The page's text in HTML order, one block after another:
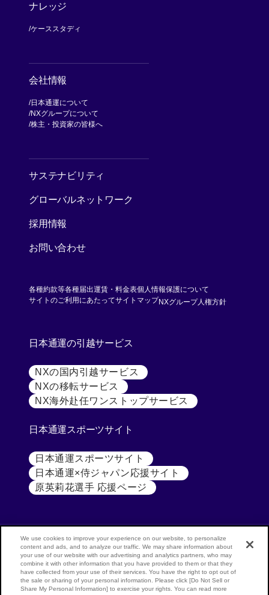
ナレッジ
ケーススタディ
会社情報
日本通運について
NXグループについて
株主・投資家の皆様へ
サステナビリティ
グローバルネットワーク
採用情報
お問い合わせ
各種約款等各種届出運賃・料金表個人情報保護について
サイトのご利用にあたってサイトマップNXグループ人権方針
日本通運の引越サービス
NXの国内引越サービス [別ウィンドウで開く]
NXの移転サービス [別ウィンドウで開く]
NX海外赴任ワンストップサービス [別ウィンドウで
日本通運スポーツサイト
日本通運スポーツサイト [別ウィンドウで開く]
日本通運×侍ジャパン応援サイト [別ウィンドウで開
原英莉花選手 応援ページ [別ウィンドウで開く]
公式SNS
NX
GROUP
(NIPPON
[別ウィンドウで開く]
NIPPON
EXPRESS
We use cookies to improve your experience on our website, to personalize
content and ads, and to analyze our traffic. We may share information about
your use of our website with our advertising and analytics partners, who may
combine it with other information that you have provided to them or that they
have collected from your use of their services. You have the right to opt out of
the sale or sharing of your personal information. Please click [Do Not Sell or
Share My Personal Information] to exercise your rights. You can read more